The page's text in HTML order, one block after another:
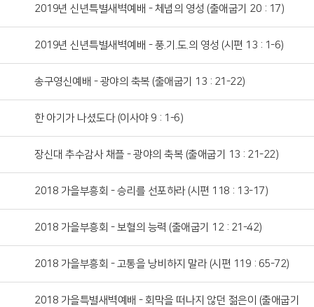
2019년 신년특별새벽예배 - 체념의 영성 (출애굽기 20 : 17)
2019년 신년특별새벽예배 - 풍.기.도.의 영성 (시편 13 : 1-6)
송구영신예배 - 광야의 축복 (출애굽기 13 : 21-22)
한 아기가 나셨도다 (이사야 9 : 1-6)
장신대 추수감사 채플 - 광야의 축복 (출애굽기 13 : 21-22)
2018 가을부흥회 - 승리를 선포하라 (시편 118 : 13-17)
2018 가을부흥회 - 보혈의 능력 (출애굽기 12 : 21-42)
2018 가을부흥회 - 고통을 낭비하지 말라 (시편 119 : 65-72)
2018 가을특별새벽예배 - 회막을 떠나지 않던 젊은이 (출애굽기